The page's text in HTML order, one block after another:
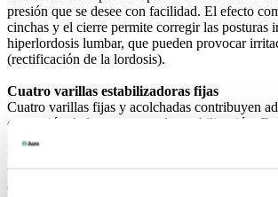
presión que se desee con facilidad. El efecto
cinchas y el cierre permite corregir las posturas
hiperlordosis lumbar, que pueden provocar
(rectificación de la lordosis).
Cuatro varillas estabilizadoras fijas
Cuatro varillas fijas y acolchadas contribuyen
corrección de la postura y a la estabilización.
pueden ajustar y moldear según las
transpirable, hecho a medida de las necesidades
usuario, completa la comodidad elevada y el
ortesis.